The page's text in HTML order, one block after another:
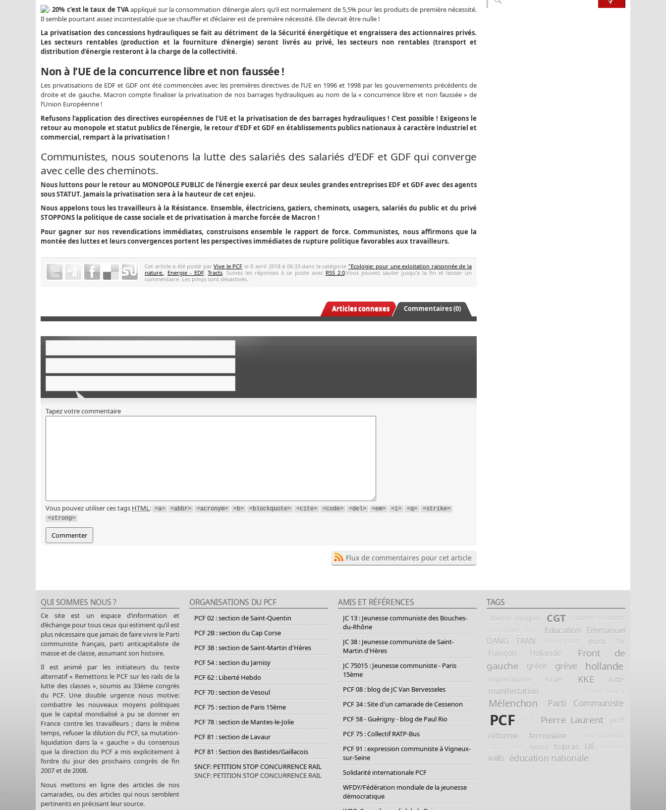
20% c’est le taux de TVAappliqué sur la consommation d’énergie alors qu’il est normalement de 5,5% pour les produits de première nécessité.
Il semble pourtant assez incontestable que se chauffer et d’éclairer est de première nécessité. Elle devrait être nulle !
La privatisation des concessions hydrauliques se fait au détriment de la Sécurité énergétique et engraissera des actionnaires privés.
Les secteurs rentables (production et la fourniture d’énergie) seront livrés au privé, les secteurs non rentables (transport et
distribution d’énergie resteront à la charge de la collectivité.
Non à l’UE de la concurrence libre et non faussée !
Les privatisations de EDF et GDF ont été commencées avec les premières directives de l’UE en 1996 et 1998 par les gouvernements précédents de
droite et de gauche. Macron compte finaliser la privatisation de nos barrages hydrauliques au nom de la « concurrence libre et non faussée » de
l’Union Européenne !
Refusons l’application des directives européennes de l’UE et la privatisation de des barrages hydrauliques ! C’est possible ! Exigeons le
retour au monopole et statut publics de l’énergie, le retour d’EDF et GDF en établissements publics nationaux à caractère industriel et
commercial, rempart à la privatisation !
Communistes, nous soutenons la lutte des salariés des salariés d’EDF et GDF qui converge
avec celle des cheminots.
Nous luttons pour le retour au MONOPOLE PUBLIC de l’énergie exercé par deux seules grandes entreprises EDF et GDF avec des agents
sous STATUT. Jamais la privatisation sera à la hauteur de cet enjeu.
Nous appelons tous les travailleurs à la Résistance. Ensemble, électriciens, gaziers, cheminots, usagers, salariés du public et du privé
STOPPONS la politique de casse sociale et de privatisation à marche forcée de Macron !
Pour gagner sur nos revendications immédiates, construisons ensemble le rapport de force. Communistes, nous affirmons que la
montée des luttes et leurs convergences portent les perspectives immédiates de rupture politique favorables aux travailleurs.
Cet article a été posté parVive le PCF le 8 avril 2018 à 06:33 dans la catégorie "Ecologie: pour une exloitation raisonnée de la
nature. , Energie - EDF,Tracts . Suivez les réponses à ce poste avec RSS 2.0.Vous pouvez sauter jusqu'a la fin et laisser un
commentaire. Les pings sont désactivés.
Commentaires (0)
Articles connexes
Tapez votre commentaire
Vous pouvez utiliser ces tags HTML: <a> <abbr> <acronym> <b> <blockquote> <cite> <code> <del> <em> <i> <q>
<strike>
<strong>
Flux de commentaires pour cet article
QUI SOMMES NOUS ?
Ce site est un espace d’information et
d’échange pour tous ceux qui estiment qu’il est
plus nécessaire que jamais de faire vivre le Parti
communiste français, parti anticapitaliste de
masse et de classe, assumant son histoire.
Il est animé par les initiateurs du texte
alternatif « Remettons le PCF sur les rails de la
lutte des classes », soumis au 33ème congrès
du PCF. Une double urgence nous motive:
combattre les nouveaux moyens politiques
que le capital mondialisé a pu se donner en
France contre les travailleurs ; dans le même
temps, refuser la dilution du PCF, sa mutation-
liquidation dans la « gauche » du consensus
que la direction du PCF a mis explicitement à
l’ordre du jour des prochains congrès de fin
2007 et de 2008.
Nous mettons en ligne des articles de nos
camarades, ou des articles qui nous semblent
pertinents en précisant leur source.
ORGANISATIONS DU PCF
PCF 02 : section de Saint-Quentin
PCF 2B : section du Cap Corse
PCF 38 : section de Saint-Martin d'Hères
PCF 54 : section du Jarnisy
PCF 62 : Liberté Hebdo
PCF 70 : section de Vesoul
PCF 75 : section de Paris 15ème
PCF 78 : section de Mantes-le-Jolie
PCF 81 : section de Lavaur
PCF 81 : Section des Bastides/Gaillacois
SNCF: PETITION STOP CONCURRENCE RAIL
SNCF: PETITION STOP CONCURRENCE RAIL
AMIS ET RÉFÉRENCES
JC 13 : Jeunesse communiste des Bouches-
du-Rhône
JC 38 : Jeunesse communiste de Saint-
Martin d'Hères
JC 75015 : Jeunesse communiste - Paris
15ème
PCF 08 : blog de JC Van Bervesseles
PCF 34 : Site d'un camarade de Cessenon
PCF 58 - Guérigny - blog de Paul Rio
PCF 75 : Collectif RATP-Bus
PCF 91 : expression communiste à Vigneux-
sur-Seine
Solidarité internationale PCF
WFDY/Fédération mondiale de la jeunesse
démocratique
TAGS
36ème congrès CGT corinne bécourt
Dominique Negri Education
Emmanuel
DANG TRAN
enseignant euro FN
François Hollande
Front de
gauche
grèce grève hollande
impérialisme israël KKE lutte
manifestation montebourg
Mélenchon Parti Communiste
PCF PCP Pierre Laurent prof
réforme ferroviaire Saint-Quentin
SNCF Syrie syriza tsipras UE ukraine
valls éducation nationale